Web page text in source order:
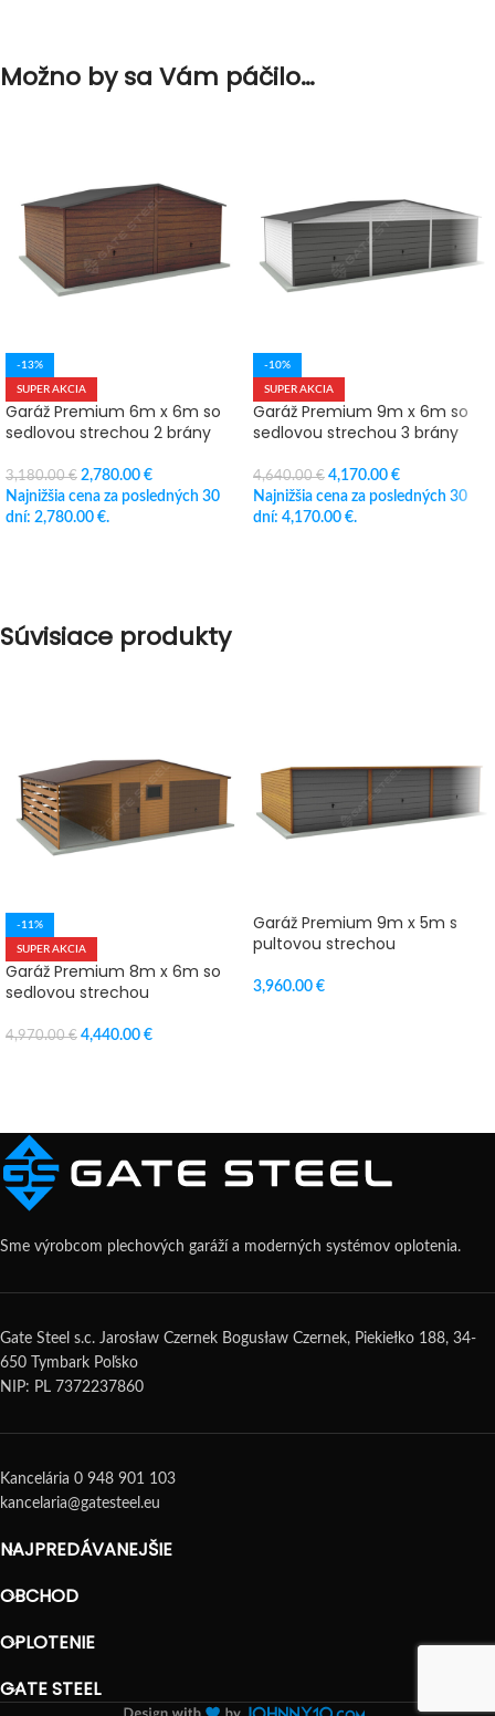
Možno by sa Vám páčilo…
-13%
SUPER AKCIA
Garáž Premium 6m x 6m so
sedlovou strechou 2 brány
3,180.00€ 2,780.00 €
Najnižšia cena za posledných 30
dní: 2,780.00 €.
-10%
SUPER AKCIA
Garáž Premium 9m x 6m so
sedlovou strechou 3 brány
4,640.00€ 4,170.00 €
Najnižšia cena za posledných 30
dní: 4,170.00 €.
Súvisiace produkty
-11%
SUPER AKCIA
Garáž Premium 8m x 6m so
sedlovou strechou
4,970.00€ 4,440.00 €
Garáž Premium 9m x 5m s
pultovou strechou
3,960.00 €
Sme výrobcom plechových garáží a moderných systémov oplotenia.
Gate Steel s.c. Jarosław Czernek Bogusław Czernek, Piekiełko 188, 34-
650 Tymbark Poľsko
NIP: PL 7372237860
Kancelária 0 948 901 103
kancelaria@gatesteel.eu
NAJPREDÁVANEJŠIE
OBCHOD
OPLOTENIE
GATE STEEL